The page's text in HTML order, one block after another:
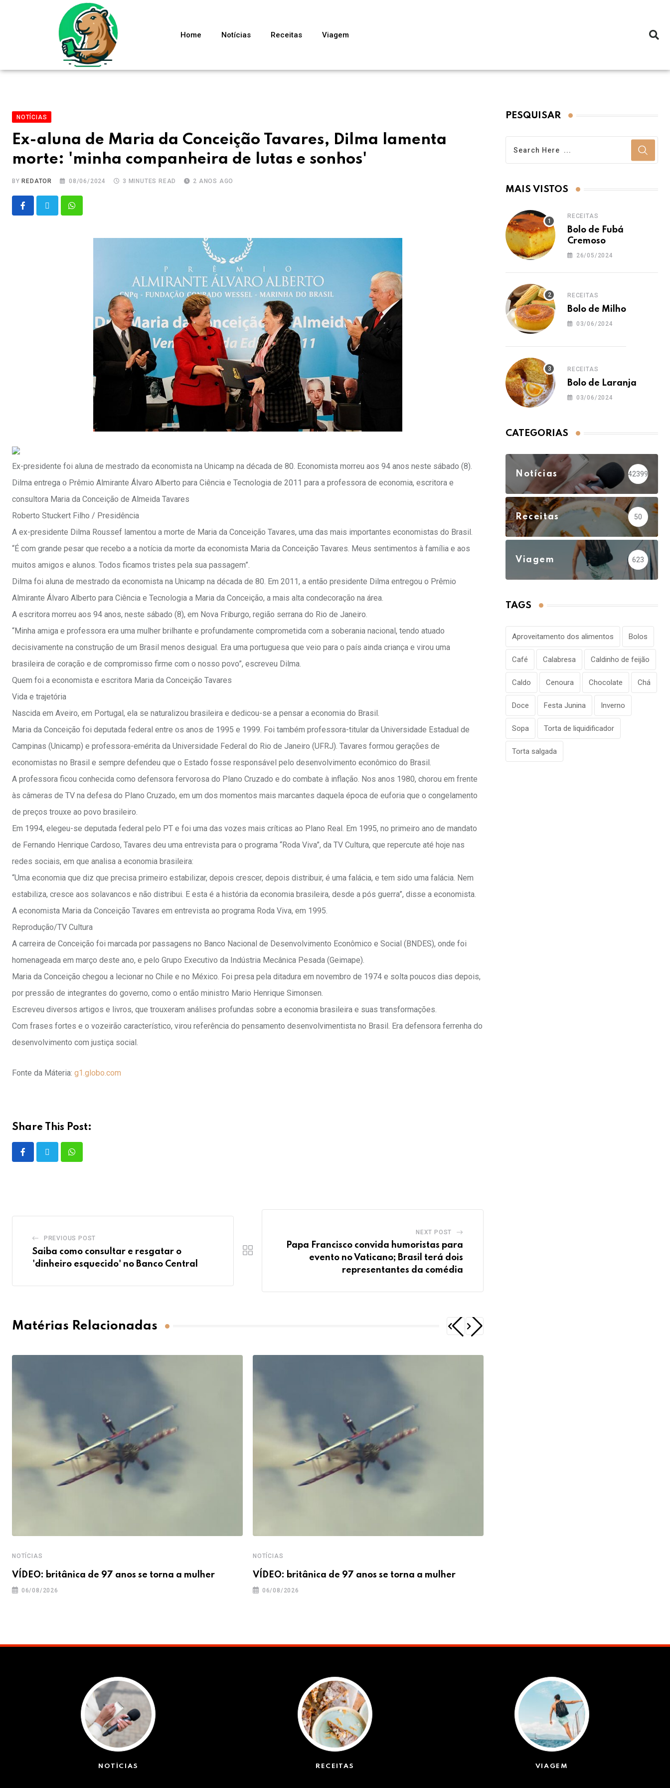
Home Notícias Receitas Viagem
NOTÍCIAS
Ex-aluna de Maria da Conceição Tavares, Dilma lamenta
morte: 'minha companheira de lutas e sonhos'
BY REDATOR 08/06/2024 3 MINUTES READ 2 ANOS AGO
Ex-presidente foi aluna de mestrado da economista na Unicamp na década de 80. Economista morreu aos 94 anos neste sábado (8).
Dilma entrega o Prêmio Almirante Álvaro Alberto para Ciência e Tecnologia de 2011 para a professora de economia, escritora e
consultora Maria da Conceição de Almeida Tavares
Roberto Stuckert Filho / Presidência
A ex-presidente Dilma Roussef lamentou a morte de Maria da Conceição Tavares, uma das mais importantes economistas do Brasil.
“É com grande pesar que recebo a a notícia da morte da economista Maria da Conceição Tavares. Meus sentimentos à família e aos
muitos amigos e alunos. Todos ficamos tristes pela sua passagem”.
Dilma foi aluna de mestrado da economista na Unicamp na década de 80. Em 2011, a então presidente Dilma entregou o Prêmio
Almirante Álvaro Alberto para Ciência e Tecnologia a Maria da Conceição, a mais alta condecoração na área.
A escritora morreu aos 94 anos, neste sábado (8), em Nova Friburgo, região serrana do Rio de Janeiro.
“Minha amiga e professora era uma mulher brilhante e profundamente comprometida com a soberania nacional, tendo atuado
decisivamente na construção de um Brasil menos desigual. Era uma portuguesa que veio para o país ainda criança e virou uma
brasileira de coração e de compromisso firme com o nosso povo”, escreveu Dilma.
Quem foi a economista e escritora Maria da Conceição Tavares
Vida e trajetória
Nascida em Aveiro, em Portugal, ela se naturalizou brasileira e dedicou-se a pensar a economia do Brasil.
Maria da Conceição foi deputada federal entre os anos de 1995 e 1999. Foi também professora-titular da Universidade Estadual de
Campinas (Unicamp) e professora-emérita da Universidade Federal do Rio de Janeiro (UFRJ). Tavares formou gerações de
economistas no Brasil e sempre defendeu que o Estado fosse responsável pelo desenvolvimento econômico do Brasil.
A professora ficou conhecida como defensora fervorosa do Plano Cruzado e do combate à inflação. Nos anos 1980, chorou em frente
às câmeras de TV na defesa do Plano Cruzado, em um dos momentos mais marcantes daquela época de euforia que o congelamento
de preços trouxe ao povo brasileiro.
Em 1994, elegeu-se deputada federal pelo PT e foi uma das vozes mais críticas ao Plano Real. Em 1995, no primeiro ano de mandato
de Fernando Henrique Cardoso, Tavares deu uma entrevista para o programa “Roda Viva”, da TV Cultura, que repercute até hoje nas
redes sociais, em que analisa a economia brasileira:
“Uma economia que diz que precisa primeiro estabilizar, depois crescer, depois distribuir, é uma falácia, e tem sido uma falácia. Nem
estabiliza, cresce aos solavancos e não distribui. E esta é a história da economia brasileira, desde a pós guerra”, disse a economista.
A economista Maria da Conceição Tavares em entrevista ao programa Roda Viva, em 1995.
Reprodução/TV Cultura
A carreira de Conceição foi marcada por passagens no Banco Nacional de Desenvolvimento Econômico e Social (BNDES), onde foi
homenageada em março deste ano, e pelo Grupo Executivo da Indústria Mecânica Pesada (Geimape).
Maria da Conceição chegou a lecionar no Chile e no México. Foi presa pela ditadura em novembro de 1974 e solta poucos dias depois,
por pressão de integrantes do governo, como o então ministro Mario Henrique Simonsen.
Escreveu diversos artigos e livros, que trouxeram análises profundas sobre a economia brasileira e suas transformações.
Com frases fortes e o vozeirão característico, virou referência do pensamento desenvolvimentista no Brasil. Era defensora ferrenha do
desenvolvimento com justiça social.
Fonte da Máteria: g1.globo.com
Share This Post:
PREVIOUS POST
Saiba como consultar e resgatar o
'dinheiro esquecido' no Banco Central
NEXT POST
Papa Francisco convida humoristas para
evento no Vaticano; Brasil terá dois
representantes da comédia
Matérias Relacionadas
NOTÍCIAS
VÍDEO: britânica de 97 anos se torna a mulher
06/08/2026
NOTÍCIAS
VÍDEO: britânica de 97 anos se torna a mulher
06/08/2026
PESQUISAR
MAIS VISTOS
RECEITAS
Bolo de Fubá
Cremoso
26/05/2024
RECEITAS
Bolo de Milho
03/06/2024
RECEITAS
Bolo de Laranja
03/06/2024
CATEGORIAS
Notícias 42399
Receitas 50
Viagem 623
TAGS
Aproveitamento dos alimentos Bolos
Café Calabresa Caldinho de feijão
Caldo Cenoura Chocolate Chá
Doce Festa Junina Inverno
Sopa Torta de liquidificador
Torta salgada
NOTÍCIAS RECEITAS VIAGEM